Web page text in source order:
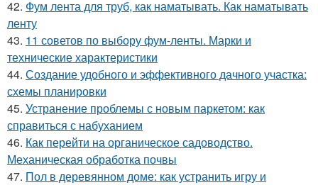
42. Фум лента для труб, как наматывать. Как наматывать
ленту
43. 11 советов по выбору фум-ленты. Марки и
технические характеристики
44. Создание удобного и эффективного дачного участка:
схемы планировки
45. Устранение проблемы с новым паркетом: как
справиться с набуханием
46. Как перейти на органическое садоводство.
Механическая обработка почвы
47. Пол в деревянном доме: как устранить игру и